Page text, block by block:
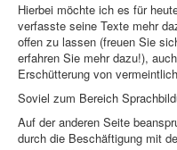
Hierbei möchte ich es für
verfasste seine Texte mehr
offen zu lassen (freuen Sie
erfahren Sie mehr dazu!),
Erschütterung von
Soviel zum Bereich
Auf der anderen Seite
durch die Beschäftigung mit